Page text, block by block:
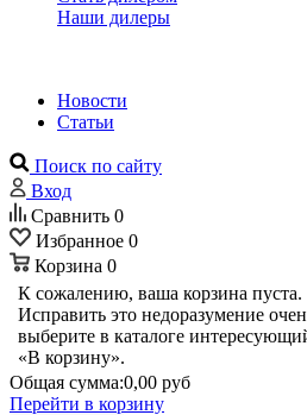
Наши дилеры
Новости
Статьи
Поиск по сайту
Вход
Сравнить 0
Избранное 0
Корзина 0
К сожалению, ваша корзина пуста.
Исправить это недоразумение
выберите в каталоге
«В корзину».
Общая сумма:0,00 руб
Перейти в корзину